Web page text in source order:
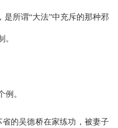
是所谓“大法”中充斥的那种邪
例。
省的吴德桥在家练功，被妻子